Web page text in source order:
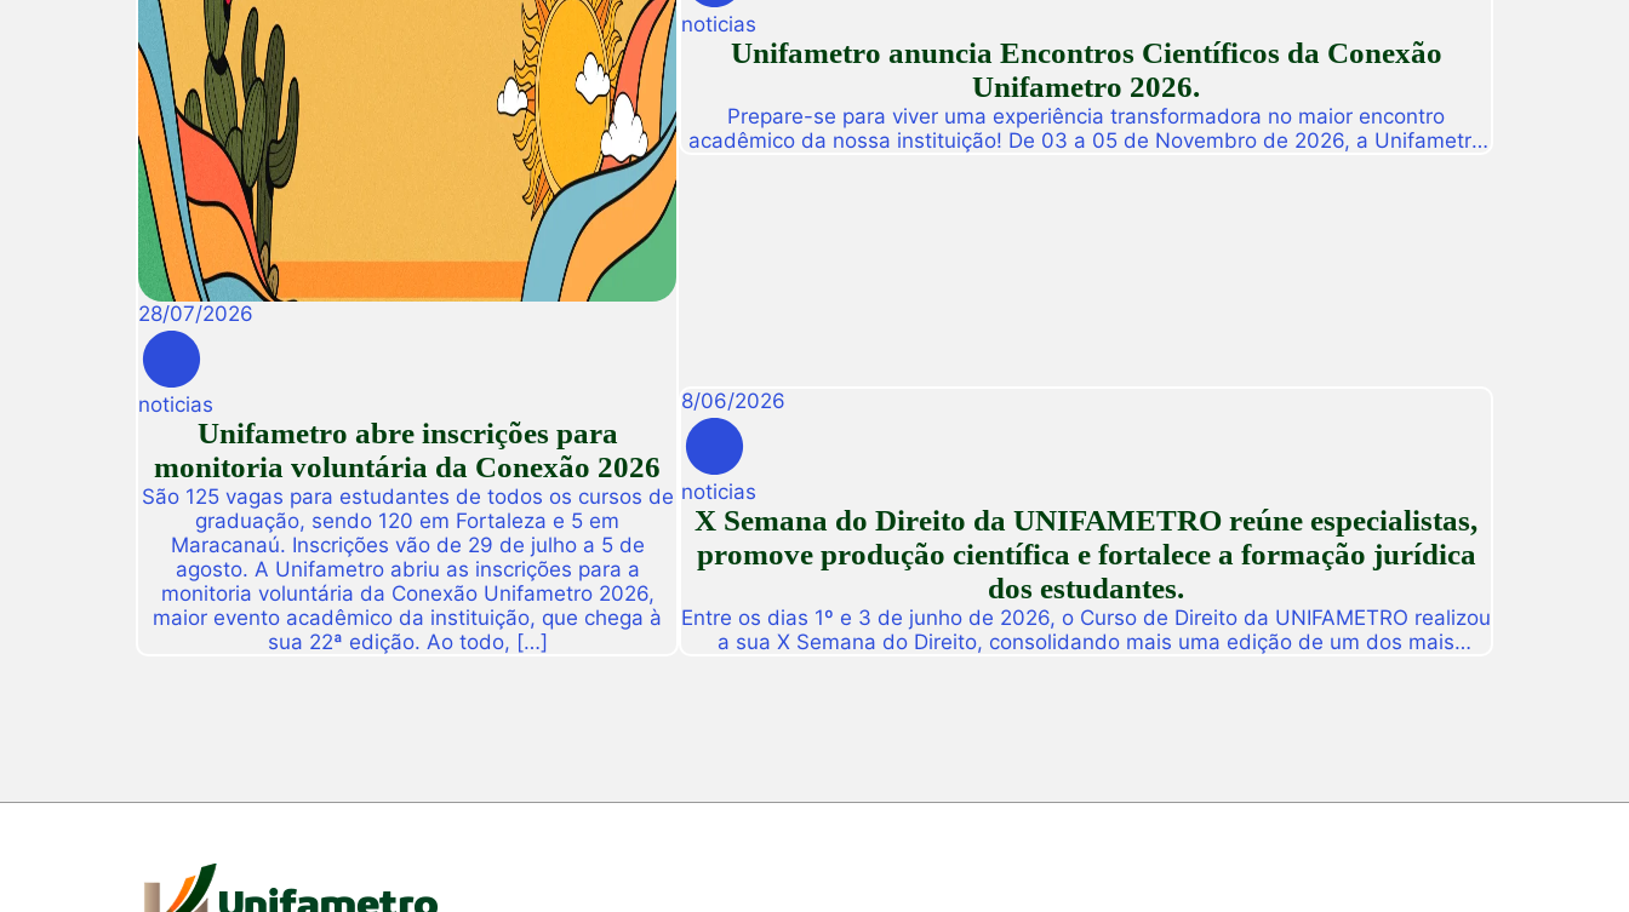
28/07/2026
noticias
Unifametro abre inscrições para
monitoria voluntária da Conexão 2026
São 125 vagas para estudantes de todos os cursos de
graduação, sendo 120 em Fortaleza e 5 em
Maracanaú. Inscrições vão de 29 de julho a 5 de
agosto. A Unifametro abriu as inscrições para a
monitoria voluntária da Conexão Unifametro 2026,
maior evento acadêmico da instituição, que chega à
sua 22ª edição. Ao todo, […]
noticias
Unifametro anuncia Encontros Científicos da Conexão
Unifametro 2026.
Prepare-se para viver uma experiência transformadora no maior encontro
acadêmico da nossa instituição! De 03 a 05 de Novembro de 2026, a Unifametro
8/06/2026
noticias
X Semana do Direito da UNIFAMETRO reúne especialistas,
promove produção científica e fortalece a formação jurídica
dos estudantes.
Entre os dias 1º e 3 de junho de 2026, o Curso de Direito da UNIFAMETRO realizou
a sua X Semana do Direito, consolidando mais uma edição de um dos mais